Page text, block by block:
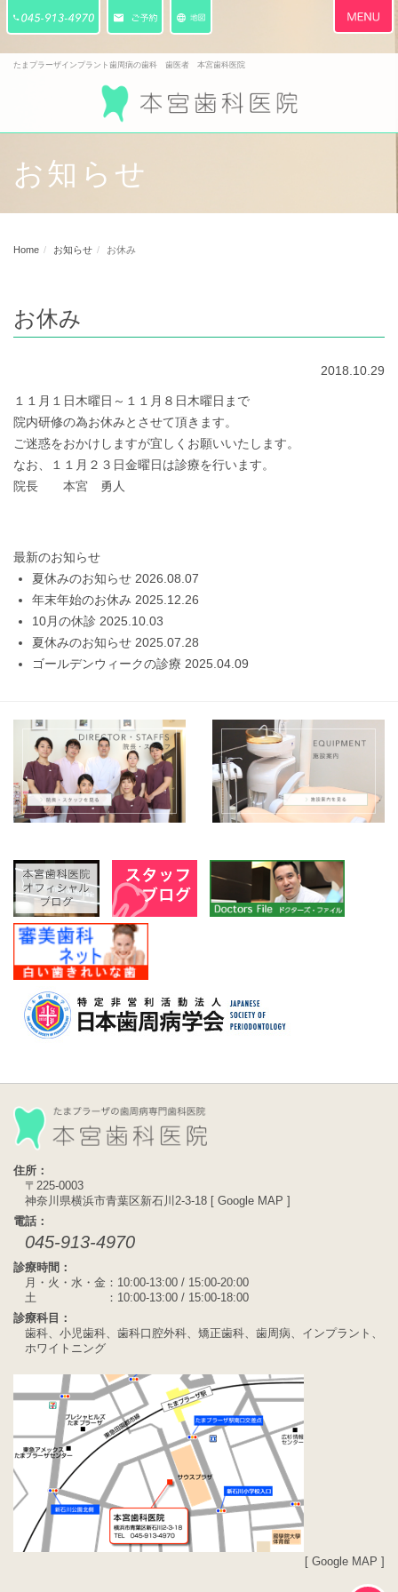
Toggle
たまプラーザインプラント歯周病の歯科 歯医者 本宮歯科医院
お知らせ
Home お知らせ お休み
お休み
2018.10.29
１１月１日木曜日～１１月８日木曜日まで
院内研修の為お休みとさせて頂きます。
ご迷惑をおかけしますが宜しくお願いいたします。
なお、１１月２３日金曜日は診療を行います。
院長 本宮 勇人
最新のお知らせ
夏休みのお知らせ 2026.08.07
年末年始のお休み 2025.12.26
10月の休診 2025.10.03
夏休みのお知らせ 2025.07.28
ゴールデンウィークの診療 2025.04.09
住所：
〒225-0003
神奈川県横浜市青葉区新石川2-3-18 [ Google MAP
電話：
045-913-4970
診療時間：
月・火・水・金：10:00-13:00 / 15:00-20:00
土 ：10:00-13:00 / 15:00-18:00
診療科目：
歯科、小児歯科、歯科口腔外科、矯正歯科、歯周病、インプラント、
ホワイトニング
Google MAP